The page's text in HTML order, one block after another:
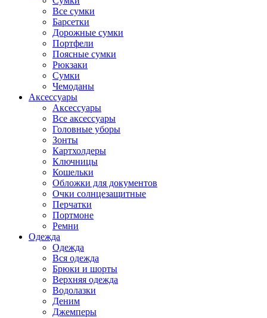
Все сумки
Барсетки
Дорожные сумки
Портфели
Поясные сумки
Рюкзаки
Сумки
Чемоданы
Аксессуары
Аксессуары
Все аксессуары
Головные уборы
Зонты
Картхолдеры
Ключницы
Кошельки
Обложки для документов
Очки солнцезащитные
Перчатки
Портмоне
Ремни
Одежда
Одежда
Вся одежда
Брюки и шорты
Верхняя одежда
Водолазки
Деним
Джемперы